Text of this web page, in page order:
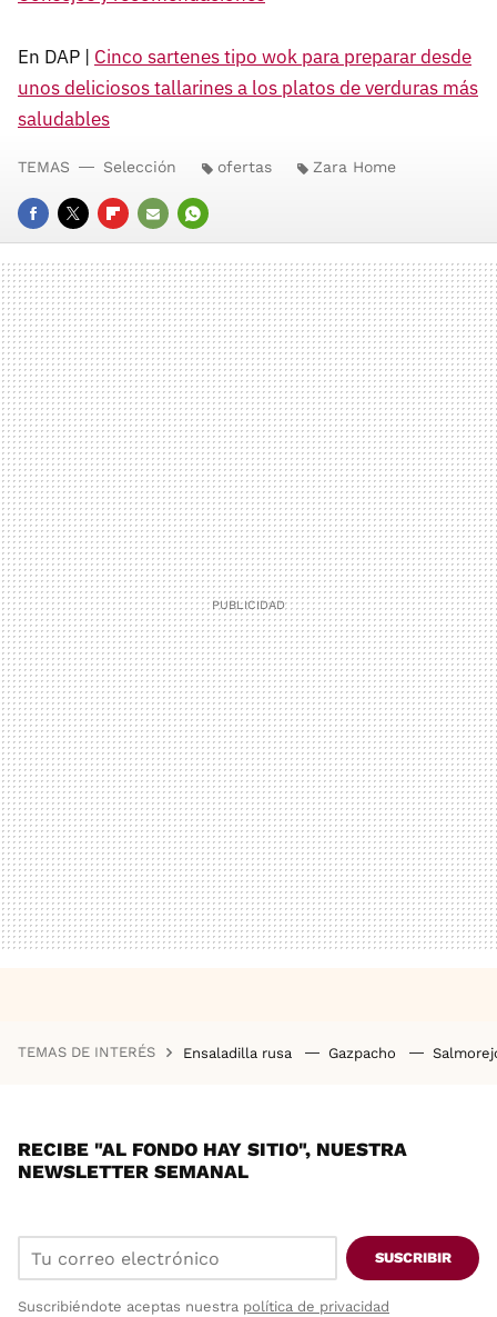
En DAP | Cinco sartenes tipo wok para preparar desde
unos deliciosos tallarines a los platos de verduras más
saludables
FACEBOOK
TWITTERFLIPBOARD
E-
MAIL
WHATSAPP
TEMAS Selección ofertas Zara Home
TEMAS DE INTERÉS Ensaladilla rusa Gazpacho
RECIBE "AL FONDO HAY SITIO", NUESTRA
NEWSLETTER SEMANAL
SUSCRIBIR
Suscribiéndote aceptas nuestra política de privacidad